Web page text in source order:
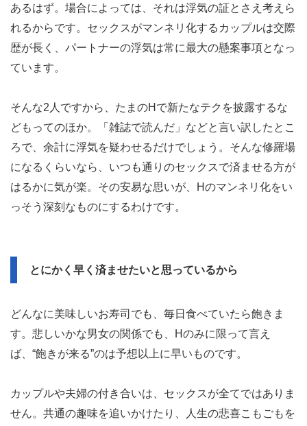
あるはず。場合によっては、それは浮気の証とさえ考えら
れるからです。セックスがマンネリ化するカップルは交際
歴が長く、パートナーの浮気は常に最大の懸案事項となっ
ています。
そんな2人ですから、たまのHで新たなテクを披露するな
どもってのほか。「雑誌で読んだ」などと言い訳したとこ
ろで、余計に浮気を疑わせるだけでしょう。そんな修羅場
になるくらいなら、いつも通りのセックスで済ませる方が
はるかに気が楽。その安易な思いが、Hのマンネリ化をい
っそう深刻なものにするわけです。
とにかく早く済ませたいと思っているから
どんなに美味しいお寿司でも、毎日食べていたら飽きま
す。悲しいかな男女の関係でも、Hのみに限って言え
ば、“飽きが来る”のは予想以上に早いものです。
カップルや夫婦の付き合いは、セックスが全てではありま
せん。共通の趣味を追いかけたり、人生の悲喜こもごもを